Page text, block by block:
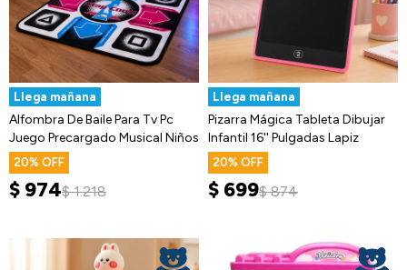
Llega mañana
Alfombra De Baile Para Tv Pc
Juego Precargado Musical Niños
20
$ 974$ 1.218
Llega mañana
Pizarra Mágica Tableta Dibujar
Infantil 16'' Pulgadas Lapiz
20
$ 699$ 874